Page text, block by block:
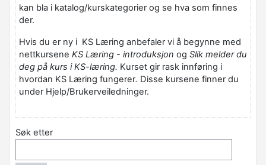
kan bla i katalog/kurskategorier og se hva som finnes
der.
Hvis du er ny i KS Læring anbefaler vi å begynne med
nettkursene KS Læring - introduksjon og Slik melder du
deg på kurs i KS-læring. Kurset gir rask innføring i
hvordan KS Læring fungerer. Disse kursene finner du
under Hjelp/Brukerveiledninger.
Søk etter